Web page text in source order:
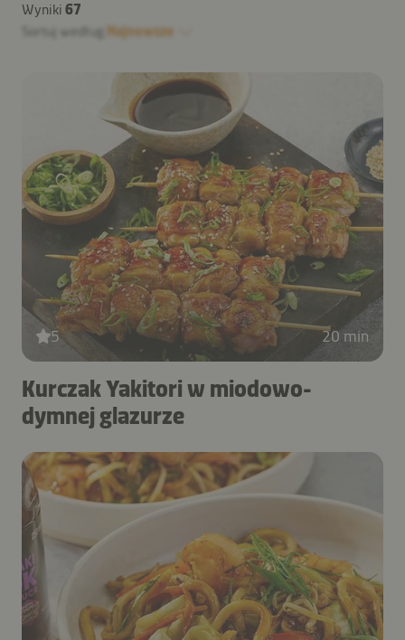
Wyniki 67
Sortuj według Najnowsze
5 20 min
Kurczak Yakitori w miodowo-
dymnej glazurze